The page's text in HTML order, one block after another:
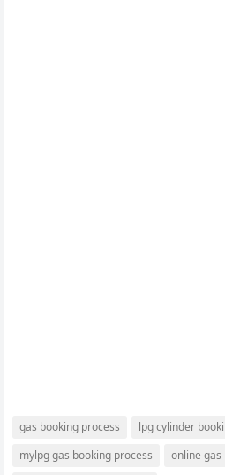
gas booking process
lpg cylinder
mylpg gas booking process
online gas